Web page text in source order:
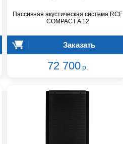
Пассивная акустическая система RCF
COMPACT A 12
Заказать
72 700 р.